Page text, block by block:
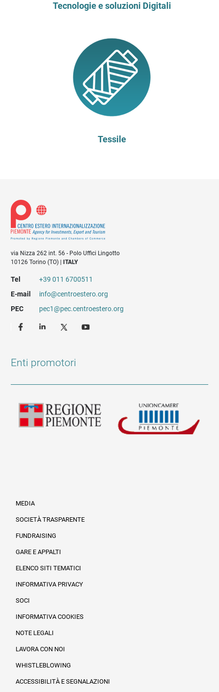
Tecnologie e soluzioni Digitali
Tessile
via Nizza 262 int. 56 - Polo Uffici Lingotto
10126 Torino (TO) |
ITALY
Tel
+39 011 6700511
E-mail
info@centroestero.org
PEC
pec1@pec.centroestero.org
Enti promotori
MEDIA
SOCIETÀ TRASPARENTE
FUNDRAISING
GARE E APPALTI
ELENCO SITI TEMATICI
INFORMATIVA PRIVACY
SOCI
INFORMATIVA COOKIES
NOTE LEGALI
LAVORA CON NOI
WHISTLEBLOWING
ACCESSIBILITÀ E SEGNALAZIONI